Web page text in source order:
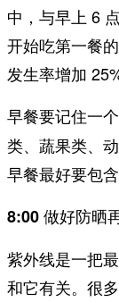
中，与早上 6
开始吃第一餐
发生率增加 25%
早餐要记住一
类、蔬果类、
早餐最好要包
8:00 做好防晒
紫外线是一把
和它有关。很